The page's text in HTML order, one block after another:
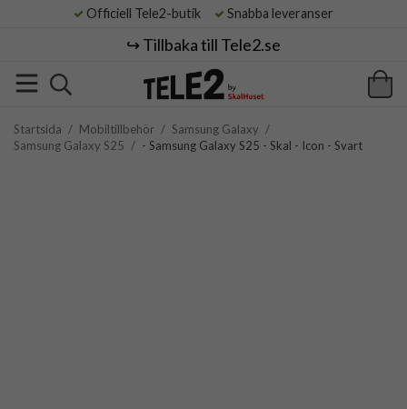
Officiell Tele2-butik Snabba leveranser
↪️ Tillbaka till Tele2.se
Startsida / Mobiltillbehör / Samsung Galaxy /
Samsung Galaxy S25 / - Samsung Galaxy S25 - Skal - Icon - Svart